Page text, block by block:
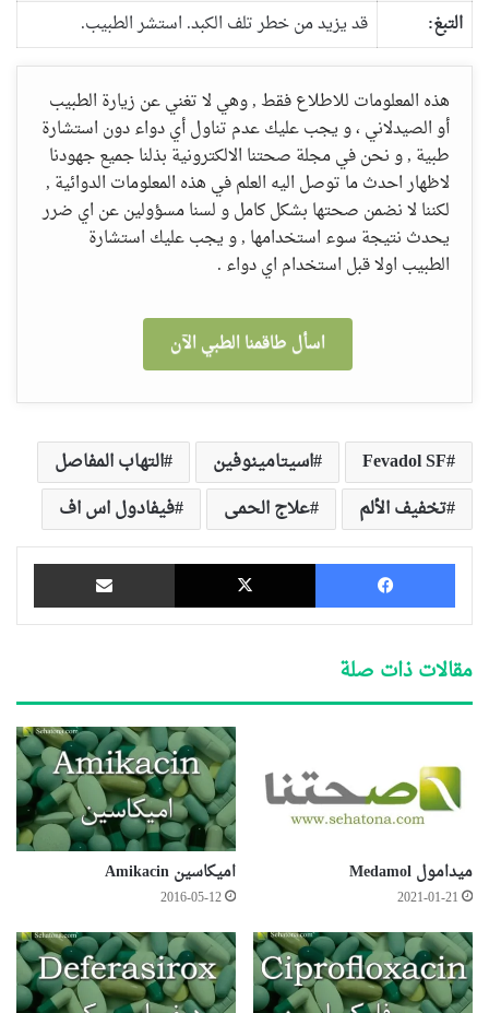
التبغ:
قد يزيد من خطر تلف الكبد. استشر الطبيب.
هذه المعلومات للاطلاع فقط , وهي لا تغني عن زيارة الطبيب
أو الصيدلاني ، و يجب عليك عدم تناول أي دواء دون استشارة
طبية , و نحن في مجلة صحتنا الالكترونية بذلنا جميع جهودنا
لاظهار احدث ما توصل اليه العلم في هذه المعلومات الدوائية ,
لكننا لا نضمن صحتها بشكل كامل و لسنا مسؤولين عن اي ضرر
يحدث نتيجة سوء استخدامها , و يجب عليك استشارة
الطبيب اولا قبل استخدام اي دواء .
اسأل طاقمنا الطبي الآن
Fevadol SF اسيتامينوفين
التهاب المفاصل
تخفيف الألم
علاج الحمى فيفادول اس اف
فيسبوك ‫X
مقالات ذات صلة
ميدامول Medamol
2021-01-21
اميكاسين Amikacin
2016-05-12